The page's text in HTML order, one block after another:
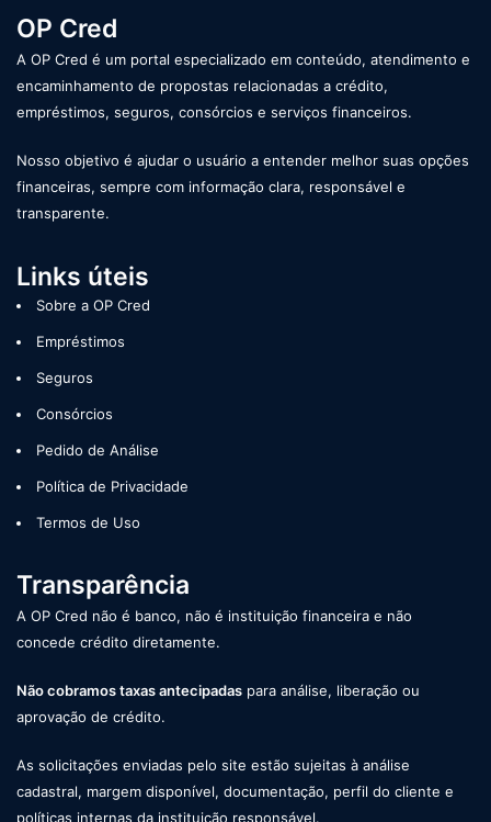
OP Cred
A OP Cred é um portal especializado em conteúdo, atendimento e
encaminhamento de propostas relacionadas a crédito,
empréstimos, seguros, consórcios e serviços financeiros.
Nosso objetivo é ajudar o usuário a entender melhor suas opções
financeiras, sempre com informação clara, responsável e
transparente.
Links úteis
Sobre a OP Cred
Empréstimos
Seguros
Consórcios
Pedido de Análise
Política de Privacidade
Termos de Uso
Transparência
A OP Cred não é banco, não é instituição financeira e não
concede crédito diretamente.
Não cobramos taxas antecipadas para análise, liberação ou
aprovação de crédito.
As solicitações enviadas pelo site estão sujeitas à análise
cadastral, margem disponível, documentação, perfil do cliente e
políticas internas da instituição responsável.